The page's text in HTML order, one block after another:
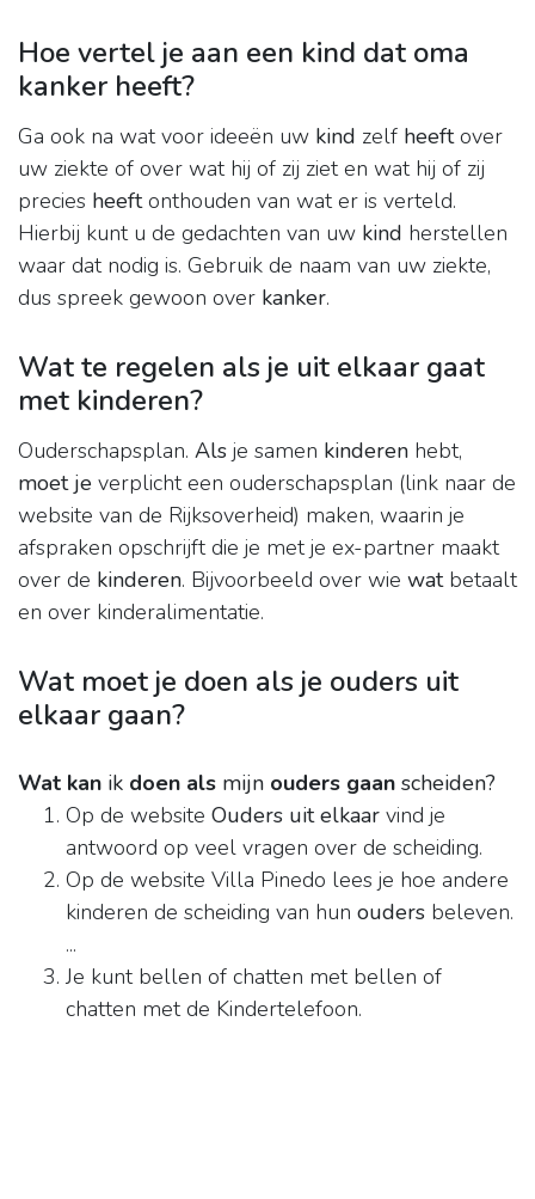
Hoe vertel je aan een kind dat oma
kanker heeft?
Ga ook na wat voor ideeën uw kind zelf heeftover
uw ziekte of over wat hij of zij ziet en wat hij of zij
precies heeftonthouden van wat er is verteld.
Hierbij kunt u de gedachten van uw kind herstellen
waar dat nodig is. Gebruik de naam van uw ziekte,
dus spreek gewoon over kanker.
Wat te regelen als je uit elkaar gaat
met kinderen?
Ouderschapsplan. Als je samen kinderen hebt,
moet je verplicht een ouderschapsplan (link naar de
website van de Rijksoverheid) maken, waarin je
afspraken opschrijft die je met je ex-partner maakt
over de kinderen. Bijvoorbeeld over wie watbetaalt
en over kinderalimentatie.
Wat moet je doen als je ouders uit
elkaar gaan?
Wat kan ik doen als mijn ouders gaan scheiden?
Op de website Ouders uit elkaar vind je
antwoord op veel vragen over de scheiding.
Op de website Villa Pinedo lees je hoe andere
kinderen de scheiding van hun ouders beleven.
...
Je kunt bellen of chatten met bellen of
chatten met de Kindertelefoon.